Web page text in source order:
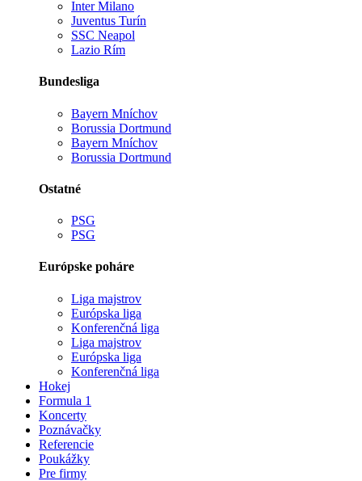
Inter Milano
Juventus Turín
SSC Neapol
Lazio Rím
Bundesliga
Bayern Mníchov
Borussia Dortmund
Bayern Mníchov
Borussia Dortmund
Ostatné
PSG
PSG
Európske poháre
Liga majstrov
Európska liga
Konferenčná liga
Liga majstrov
Európska liga
Konferenčná liga
Hokej
Formula 1
Koncerty
Poznávačky
Referencie
Poukážky
Pre firmy